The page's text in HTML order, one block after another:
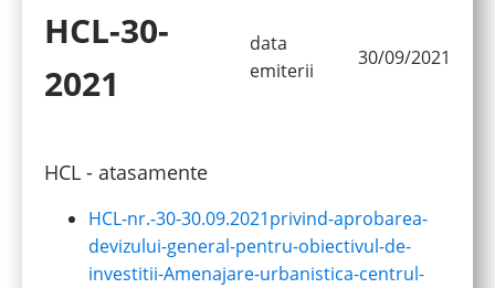
HCL-30-
2021
data
emiterii
30/09/2021
HCL - atasamente
HCL-nr.-30-30.09.2021privind-aprobarea-
devizului-general-pentru-obiectivul-de-
investitii-Amenajare-urbanistica-centrul-